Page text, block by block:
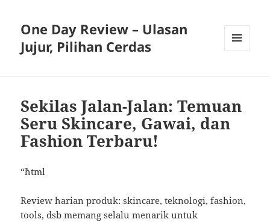
One Day Review – Ulasan
Jujur, Pilihan Cerdas
Sekilas Jalan-Jalan: Temuan
Seru Skincare, Gawai, dan
Fashion Terbaru!
“`html
Review harian produk: skincare, teknologi, fashion,
tools, dsb memang selalu menarik untuk